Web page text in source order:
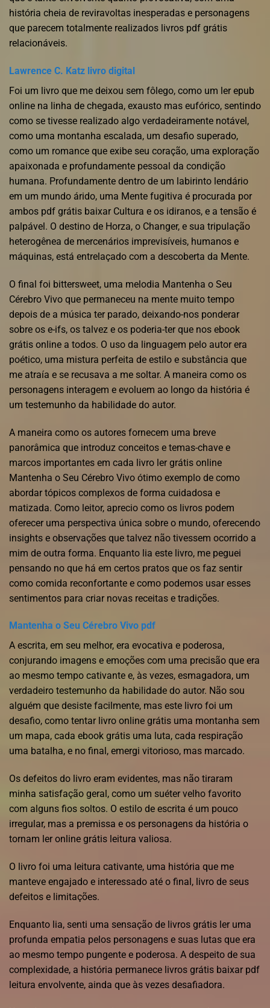
história cheia de reviravoltas inesperadas e personagens
que parecem totalmente realizados livros pdf grátis
relacionáveis.
Lawrence C. Katz livro digital
Foi um livro que me deixou sem fôlego, como um ler epub
online na linha de chegada, exausto mas eufórico, sentindo
como se tivesse realizado algo verdadeiramente notável,
como uma montanha escalada, um desafio superado,
como um romance que exibe seu coração, uma exploração
apaixonada e profundamente pessoal da condição
humana. Profundamente dentro de um labirinto lendário
em um mundo árido, uma Mente fugitiva é procurada por
ambos pdf grátis baixar Cultura e os idiranos, e a tensão é
palpável. O destino de Horza, o Changer, e sua tripulação
heterogênea de mercenários imprevisíveis, humanos e
máquinas, está entrelaçado com a descoberta da Mente.
O final foi bittersweet, uma melodia Mantenha o Seu
Cérebro Vivo que permaneceu na mente muito tempo
depois de a música ter parado, deixando-nos ponderar
sobre os e-ifs, os talvez e os poderia-ter que nos ebook
grátis online a todos. O uso da linguagem pelo autor era
poético, uma mistura perfeita de estilo e substância que
me atraía e se recusava a me soltar. A maneira como os
personagens interagem e evoluem ao longo da história é
um testemunho da habilidade do autor.
A maneira como os autores fornecem uma breve
panorâmica que introduz conceitos e temas-chave e
marcos importantes em cada livro ler grátis online
Mantenha o Seu Cérebro Vivo ótimo exemplo de como
abordar tópicos complexos de forma cuidadosa e
matizada. Como leitor, aprecio como os livros podem
oferecer uma perspectiva única sobre o mundo, oferecendo
insights e observações que talvez não tivessem ocorrido a
mim de outra forma. Enquanto lia este livro, me peguei
pensando no que há em certos pratos que os faz sentir
como comida reconfortante e como podemos usar esses
sentimentos para criar novas receitas e tradições.
Mantenha o Seu Cérebro Vivo pdf
A escrita, em seu melhor, era evocativa e poderosa,
conjurando imagens e emoções com uma precisão que era
ao mesmo tempo cativante e, às vezes, esmagadora, um
verdadeiro testemunho da habilidade do autor. Não sou
alguém que desiste facilmente, mas este livro foi um
desafio, como tentar livro online grátis uma montanha sem
um mapa, cada ebook grátis uma luta, cada respiração
uma batalha, e no final, emergi vitorioso, mas marcado.
Os defeitos do livro eram evidentes, mas não tiraram
minha satisfação geral, como um suéter velho favorito
com alguns fios soltos. O estilo de escrita é um pouco
irregular, mas a premissa e os personagens da história o
tornam ler online grátis leitura valiosa.
O livro foi uma leitura cativante, uma história que me
manteve engajado e interessado até o final, livro de seus
defeitos e limitações.
Enquanto lia, senti uma sensação de livros grátis ler uma
profunda empatia pelos personagens e suas lutas que era
ao mesmo tempo pungente e poderosa. A despeito de sua
complexidade, a história permanece livros grátis baixar pdf
leitura envolvente, ainda que às vezes desafiadora.